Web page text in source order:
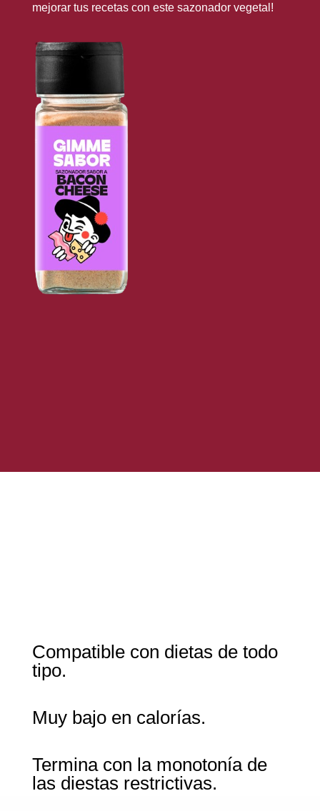
mejorar tus recetas con este sazonador vegetal!
Compatible con dietas de todo
tipo.
Muy bajo en calorías.
Termina con la monotonía de
las diestas restrictivas.